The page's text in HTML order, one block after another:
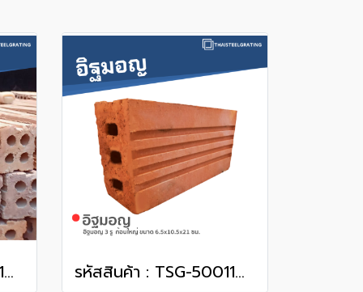
รหัสสินค้า : TSG-50011005 อิฐมอญ 4 รู ขนาด 5 x 6 x 15 ซม. รหัสสินค้า : TSG-50011006 อิฐมอญ 3 รู ก้อนใหญ่ ขนาด 6.5 x 10.5 x 21 ซม.